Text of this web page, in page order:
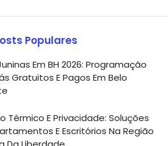
Populares
Em BH 2026: Programação
Gratuitos E Pagos Em Belo
Térmico E Privacidade: Soluções
E Escritórios Na Região